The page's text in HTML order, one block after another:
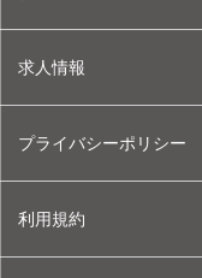
求人情報
プライバシーポリシー
利用規約